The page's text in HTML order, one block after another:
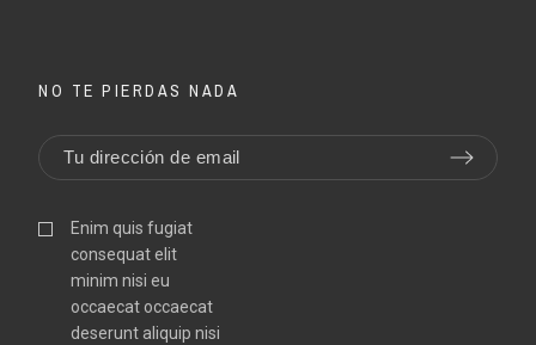
NO TE PIERDAS NADA
Enim quis fugiat
consequat elit
minim nisi eu
occaecat occaecat
deserunt aliquip nisi